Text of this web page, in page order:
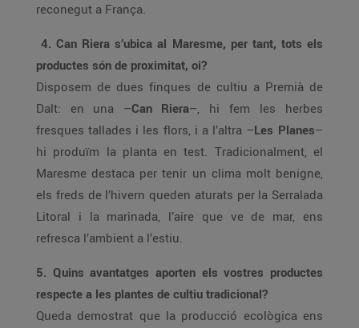
reconegut a França.
4. Can Riera s’ubica al Maresme, per tant, tots els
productes són de proximitat, oi?
Disposem de dues finques de cultiu a Premià de
Dalt: en una –Can Riera–, hi fem les herbes
fresques tallades i les flors, i a l’altra –Les Planes–
hi produïm la planta en test. Tradicionalment, el
Maresme destaca per tenir un clima molt benigne,
els freds de l’hivern queden aturats per la Serralada
Litoral i la marinada, l’aire que ve de mar, ens
refresca l’ambient a l’estiu.
5. Quins avantatges aporten els vostres productes
respecte a les plantes de cultiu tradicional?
Queda demostrat que la producció ecològica ens